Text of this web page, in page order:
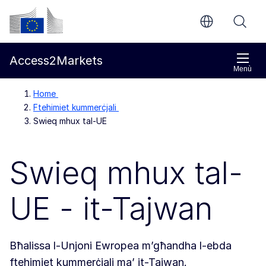
Mur għall-kontenut ewlieni
Kummissjoni Ewropea
Menù
Access2Markets
Home
Ftehimiet kummerċjali
Swieq mhux tal-UE
Swieq mhux tal-
UE - it-Tajwan
Bħalissa l-Unjoni Ewropea m’għandha l-ebda
ftehimiet kummerċjali ma’ it-Tajwan.